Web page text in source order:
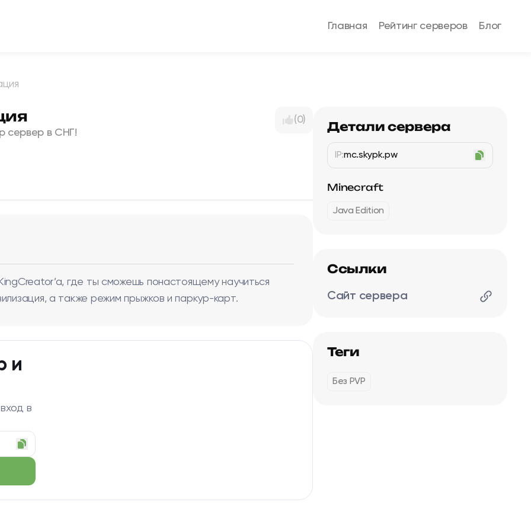
Главная Рейтинг серверов Блог
сервер в СНГ!
(0)
где ты сможешь понастоящему научиться
а также режим прыжков и паркур-карт.
и
в
Детали сервера
IP:mc.skypk.pw
Minecraft
Java Edition
Ссылки
Сайт сервера
Теги
Без PVP